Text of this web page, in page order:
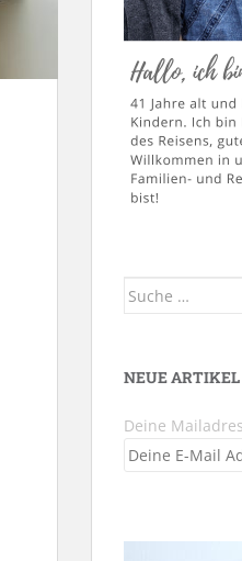
Suche
NEUE
Deine